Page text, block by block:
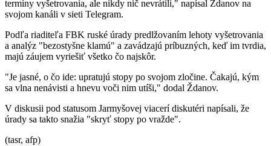
termíny vyšetrovania, ale nikdy nič nevrátili," napísal Ždanov na
svojom kanáli v sieti Telegram.
Podľa riaditeľa FBK ruské úrady predlžovaním lehoty vyšetrovania
a analýz "bezostyšne klamú" a zavádzajú príbuzných, keď im tvrdia,
majú záujem vyriešiť všetko čo najskôr.
"Je jasné, o čo ide: upratujú stopy po svojom zločine. Čakajú, kým
sa vlna nenávisti a hnevu voči nim utíši," dodal Ždanov.
V diskusii pod statusom Jarmyšovej viacerí diskutéri napísali, že
úrady sa takto snažia "skryť stopy po vražde".
(tasr, afp)